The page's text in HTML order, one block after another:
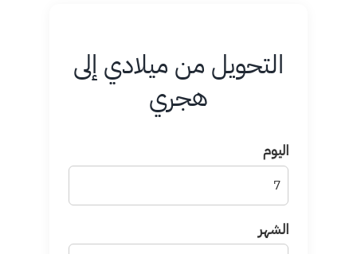
التحويل من ميلادي إلى
هجري
اليوم
الشهر